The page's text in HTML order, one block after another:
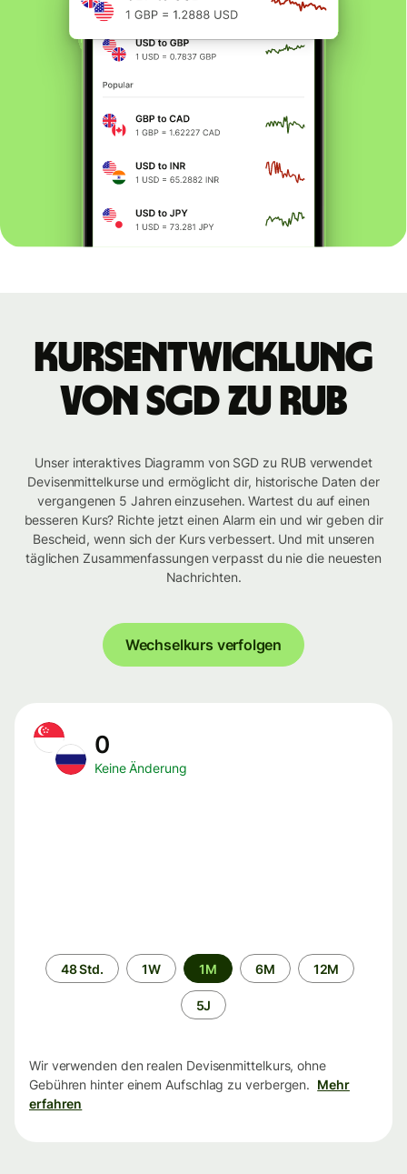
Kursentwicklung
von SGD zu RUB
Unser interaktives Diagramm von SGD zu RUB verwendet
Devisenmittelkurse und ermöglicht dir, historische Daten der
vergangenen 5 Jahren einzusehen. Wartest du auf einen
besseren Kurs? Richte jetzt einen Alarm ein und wir geben dir
Bescheid, wenn sich der Kurs verbessert. Und mit unseren
täglichen Zusammenfassungen verpasst du nie die neuesten
Nachrichten.
Wechselkurs verfolgen
0
Keine Änderung
Zeitraum
48 Std. 1W 1M 6M 12M
5J
Wir verwenden den realen Devisenmittelkurs, ohne
Gebühren hinter einem Aufschlag zu verbergen. Mehr
erfahren